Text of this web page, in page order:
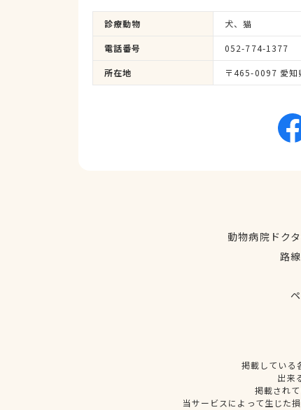
診療動物 犬、猫
電話番号 052-774-1377
所在地 〒465-0097 愛知
動物病院ドク
路
掲載している
出来
掲載され
当サービスによって生じた